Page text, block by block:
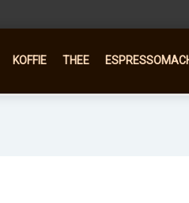
KOFFIE THEE